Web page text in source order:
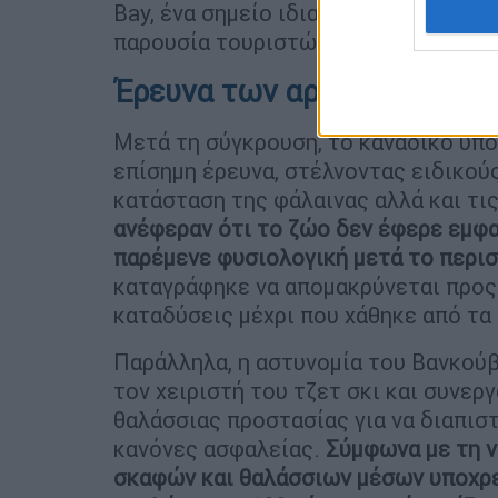
Bay, ένα σημείο ιδιαίτερα γνωστό
παρουσία τουριστών και θαλάσσιων
Έρευνα των αρχών και
Μετά τη σύγκρουση, το καναδικό
επίσημη έρευνα, στέλνοντας
κατάσταση της φάλαινας αλλά και
ανέφεραν ότι το ζώο δεν έφερε
παρέμενε φυσιολογική μετά το
καταγράφηκε να απομακρύνεται
καταδύσεις μέχρι που χάθηκε από
Παράλληλα, η αστυνομία του
τον χειριστή του τζετ σκι και
θαλάσσιας προστασίας για να
κανόνες ασφαλείας. Σύμφωνα με τη
σκαφών και θαλάσσιων μέσων